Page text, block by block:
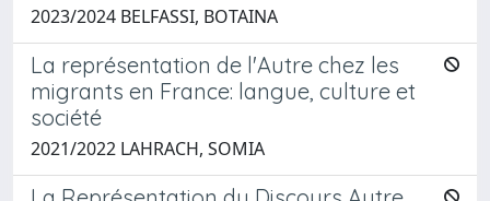
2023/2024 BELFASSI, BOTAINA
La représentation de l'Autre chez les
migrants en France: langue, culture et
société
2021/2022 LAHRACH, SOMIA